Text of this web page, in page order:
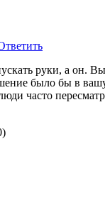
руки, а он.
было бы в
часто